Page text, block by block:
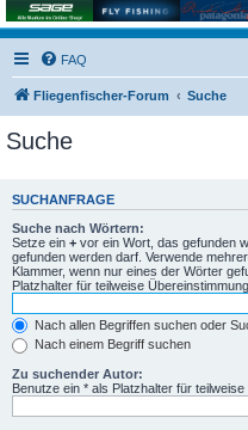
FAQ
Fliegenfischer-Forum Suche
Suche
SUCHANFRAGE
Suche nach Wörtern:
Setze ein + vor ein Wort, das gefunden
gefunden werden darf. Verwende
Klammer, wenn nur eines der Wörter
Platzhalter für teilweise
Nach allen Begriffen suchen oder
Nach einem Begriff suchen
Zu suchender Autor:
Benutze ein * als Platzhalter für teilweise